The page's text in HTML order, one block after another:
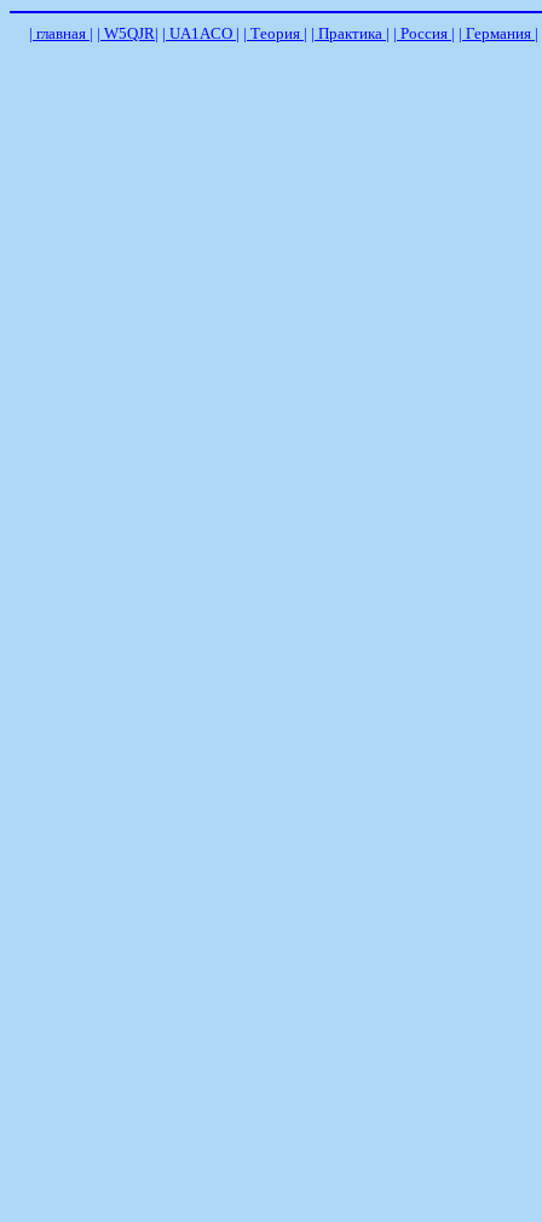
| главная | | W5QJR| | UA1ACO | | Теория | | Практика | | Россия | | Германия |